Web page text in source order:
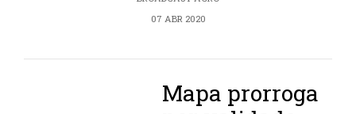
07 ABR 2020
Mapa prorroga